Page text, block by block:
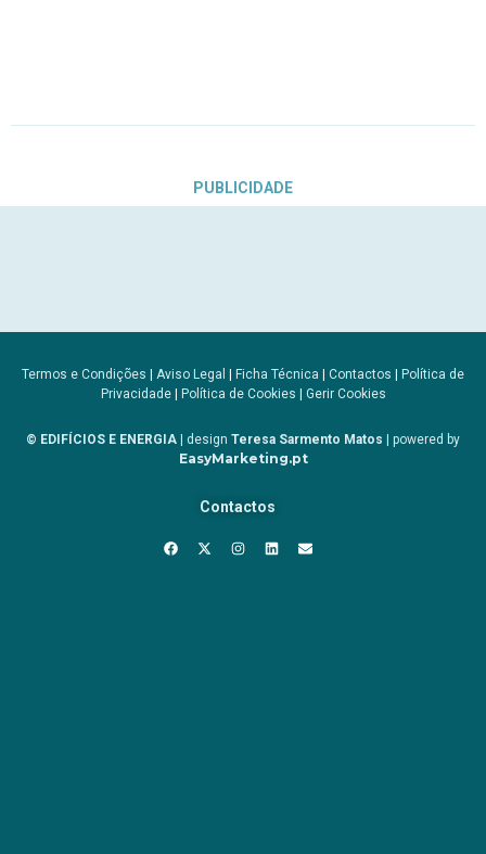
PUBLICIDADE
Termos e Condições | Aviso Legal | Ficha Técnica | Contactos | Política de
Privacidade| Política de Cookies | Gerir Cookies
© EDIFÍCIOS E ENERGIA | design Teresa Sarmento Matos | powered by
EasyMarketing.pt
Contactos